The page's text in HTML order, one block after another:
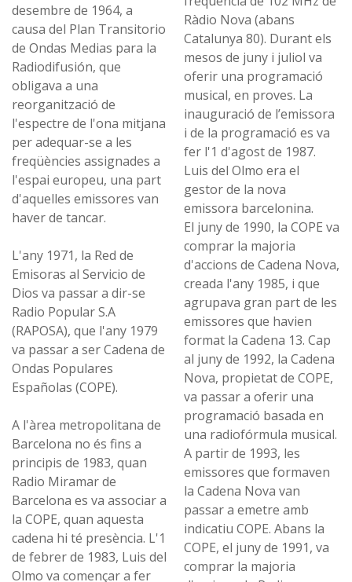
desembre de 1964, a
causa del Plan Transitorio
de Ondas Medias para la
Radiodifusión, que
obligava a una
reorganització de
l'espectre de l'ona mitjana
per adequar-se a les
freqüències assignades a
l'espai europeu, una part
d'aquelles emissores van
haver de tancar.
L'any 1971, la Red de
Emisoras al Servicio de
Dios va passar a dir-se
Radio Popular S.A
(RAPOSA), que l'any 1979
va passar a ser Cadena de
Ondas Populares
Españolas (COPE).
A l'àrea metropolitana de
Barcelona no és fins a
principis de 1983, quan
Radio Miramar de
Barcelona es va associar a
la COPE, quan aquesta
cadena hi té presència. L'1
de febrer de 1983, Luis del
Olmo va començar a fer
Ràdio Nova (abans
Catalunya 80). Durant els
mesos de juny i juliol va
oferir una programació
musical, en proves. La
inauguració de l’emissora
i de la programació es va
fer l'1 d'agost de 1987.
Luis del Olmo era el
gestor de la nova
emissora barcelonina.
El juny de 1990, la COPE va
comprar la majoria
d'accions de Cadena Nova,
creada l'any 1985, i que
agrupava gran part de les
emissores que havien
format la Cadena 13. Cap
al juny de 1992, la Cadena
Nova, propietat de COPE,
va passar a oferir una
programació basada en
una radiofórmula musical.
A partir de 1993, les
emissores que formaven
la Cadena Nova van
passar a emetre amb
indicatiu COPE. Abans la
COPE, el juny de 1991, va
comprar la majoria